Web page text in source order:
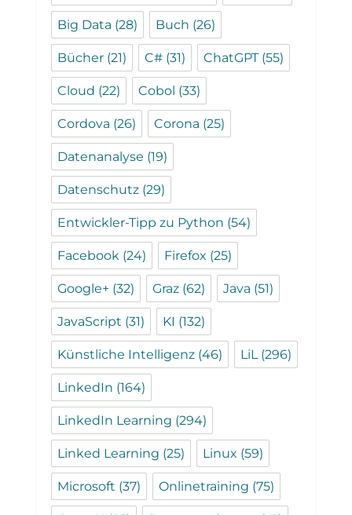
Big Data (28) Buch (26)
Bücher (21) C# (31) ChatGPT(55)
Cloud (22) Cobol (33)
Cordova (26) Corona (25)
Datenanalyse (19)
Datenschutz (29)
Entwickler-Tipp zu Python (54)
Facebook (24) Firefox (25)
Google+ (32) Graz (62) Java (51)
JavaScript (31) KI (132)
Künstliche Intelligenz (46) LiL(296)
LinkedIn (164)
LinkedIn Learning (294)
Linked Learning (25) Linux (59)
Microsoft (37) Onlinetraining (75)